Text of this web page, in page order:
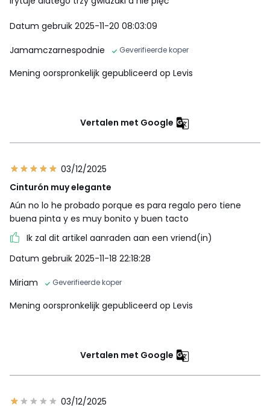
Datum gebruik 2025-11-20 08:03:09
Jamamczarnespodnie
Geverifieerde koper
Mening oorspronkelijk gepubliceerd op Levis
Vertalen met Google
03/12/2025
Cinturón muy elegante
Aún no lo he probado porque es para regalo pero tiene
buena pinta y es muy bonito y buen tacto
Ik zal dit artikel aanraden aan een vriend(in)
Datum gebruik 2025-11-18 22:18:28
Miriam
Geverifieerde koper
Mening oorspronkelijk gepubliceerd op Levis
Vertalen met Google
03/12/2025